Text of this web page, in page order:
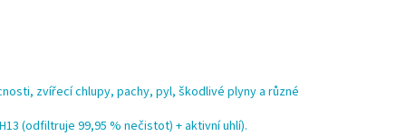
zvířecí chlupy, pachy, pyl, škodlivé plyny a různé
(odfiltruje 99,95 % nečistot) + aktivní uhlí).